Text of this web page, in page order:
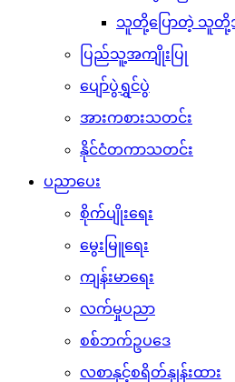
သူတို့ပြောတဲ့ သူတို့အ
ပြည်သူ့အကျိုးပြု
ပျော်ပွဲရွှင်ပွဲ
အားကစားသတင်း
နိုင်ငံတကာသတင်း
ပညာပေး
စိုက်ပျိုးရေး
မွေးမြူရေး
ကျန်းမာရေး
လက်မှုပညာ
စစ်ဘက်ဥပဒေ
လစာနှင့်စရိတ်နှုန်းထား